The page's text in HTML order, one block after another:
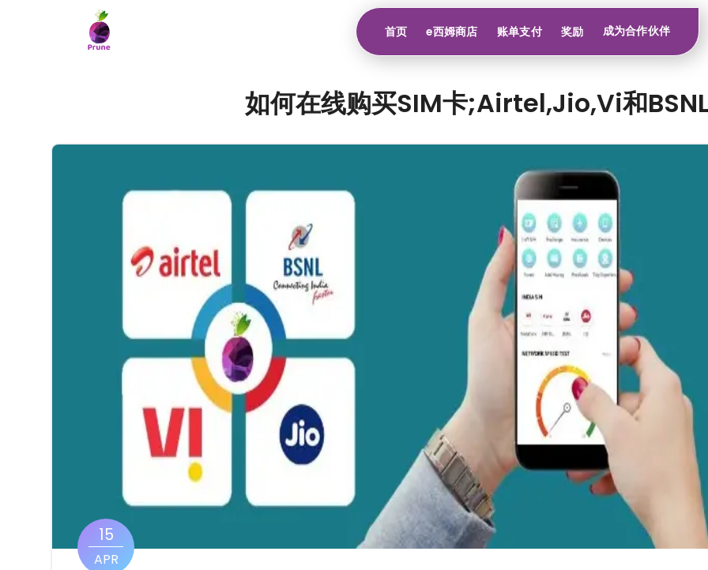
首页 e西姆商店 账单支付 奖励 成为合作伙伴
如何在线购买SIM卡;Airtel,Jio,Vi和
15
APR